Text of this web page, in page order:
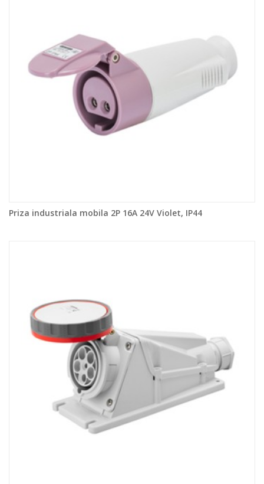
Priza industriala mobila 2P 16A 24V Violet, IP44